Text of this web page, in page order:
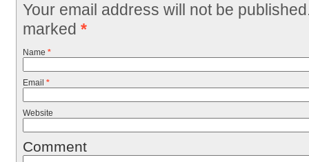
Your email address will not be
marked *
Name *
Email *
Website
Comment